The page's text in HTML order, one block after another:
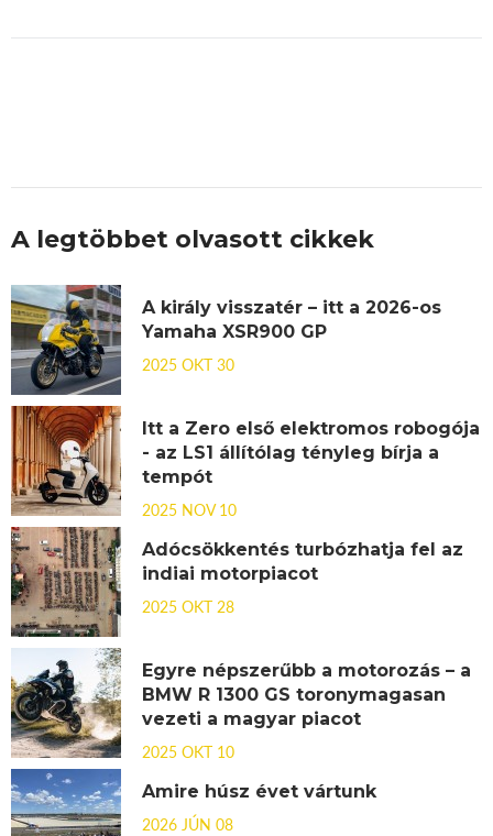
A legtöbbet olvasott cikkek
A király visszatér – itt a 2026-os
Yamaha XSR900 GP
2025 OKT 30
Itt a Zero első elektromos robogója
- az LS1 állítólag tényleg bírja a
tempót
2025 NOV 10
Adócsökkentés turbózhatja fel az
indiai motorpiacot
2025 OKT 28
Egyre népszerűbb a motorozás – a
BMW R 1300 GS toronymagasan
vezeti a magyar piacot
2025 OKT 10
Amire húsz évet vártunk
2026 JÚN 08